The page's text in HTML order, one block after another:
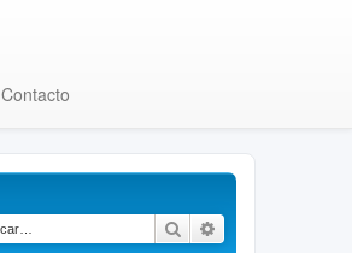
Contacto
Buscar